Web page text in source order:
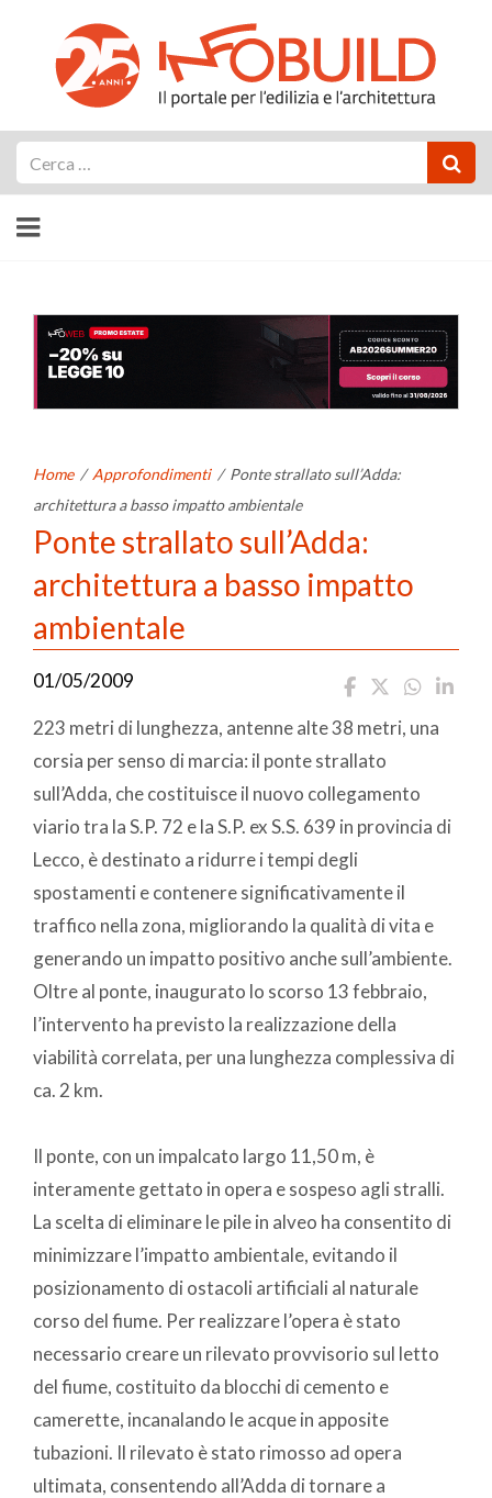
Home / Approfondimenti / Ponte strallato sull’Adda:
architettura a basso impatto ambientale
Ponte strallato sull’Adda:
architettura a basso impatto
ambientale
01/05/2009
223 metri di lunghezza, antenne alte 38 metri, una
corsia per senso di marcia: il ponte strallato
sull’Adda, che costituisce il nuovo collegamento
viario tra la S.P. 72 e la S.P. ex S.S. 639 in provincia di
Lecco, è destinato a ridurre i tempi degli
spostamenti e contenere significativamente il
traffico nella zona, migliorando la qualità di vita e
generando un impatto positivo anche sull’ambiente.
Oltre al ponte, inaugurato lo scorso 13 febbraio,
l’intervento ha previsto la realizzazione della
viabilità correlata, per una lunghezza complessiva di
ca. 2 km.
Il ponte, con un impalcato largo 11,50 m, è
interamente gettato in opera e sospeso agli stralli.
La scelta di eliminare le pile in alveo ha consentito di
minimizzare l’impatto ambientale, evitando il
posizionamento di ostacoli artificiali al naturale
corso del fiume. Per realizzare l’opera è stato
necessario creare un rilevato provvisorio sul letto
del fiume, costituito da blocchi di cemento e
camerette, incanalando le acque in apposite
tubazioni. Il rilevato è stato rimosso ad opera
ultimata, consentendo all’Adda di tornare a